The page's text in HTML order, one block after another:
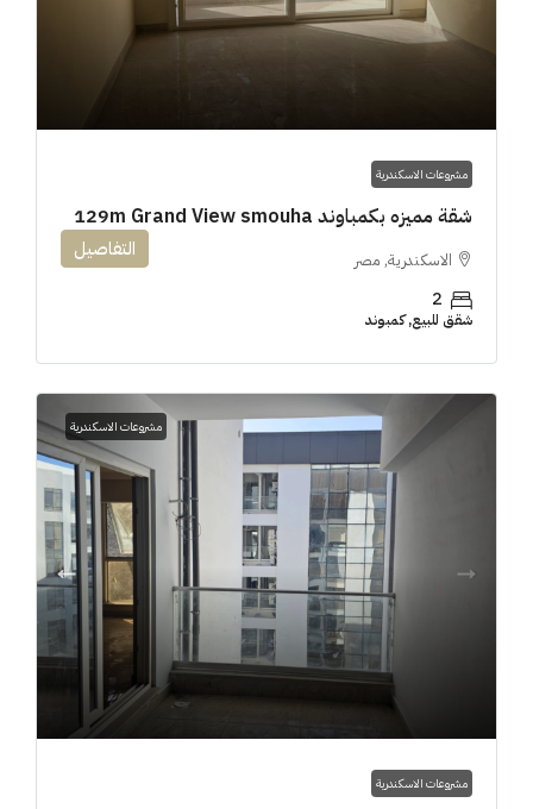
مشروعات الاسكندرية
شقة مميزه بكمباوند 129m Grand View smouha
الاسكندرية, مصر
2
شقق للبيع, كمبوند
التفاصيل
مشروعات الاسكندرية
مشروعات الاسكندرية